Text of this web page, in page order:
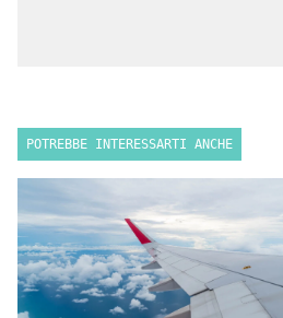
POTREBBE INTERESSARTI ANCHE